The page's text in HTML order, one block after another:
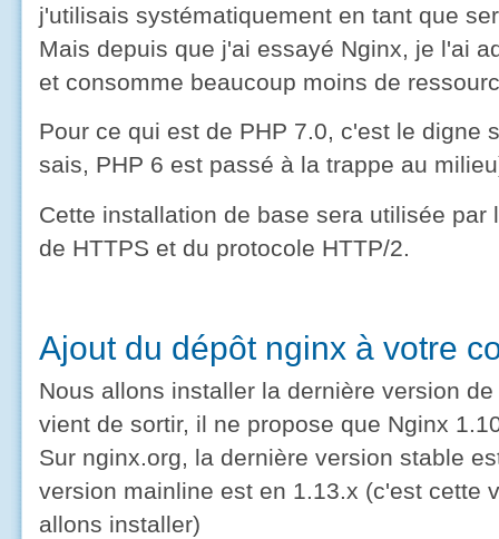
j'utilisais systématiquement en tant que
Mais depuis que j'ai essayé Nginx, je l'ai
et consomme beaucoup moins de
Pour ce qui est de PHP 7.0, c'est le digne
sais, PHP 6 est passé à la trappe au
Cette installation de base sera utilisée
de HTTPS et du protocole HTTP/2.
Ajout du dépôt nginx à votre
Nous allons installer la dernière version
vient de sortir, il ne propose que Nginx
Sur nginx.org, la dernière version stable
version mainline est en 1.13.x (c'est cette
allons installer)